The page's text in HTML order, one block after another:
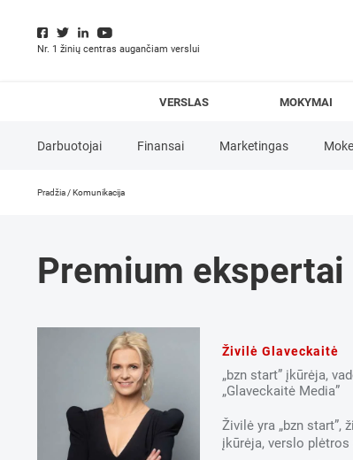
Nr. 1 žinių centras augančiam verslui
VERSLAS MOKYMAI
Darbuotojai Finansai Marketingas
E-komercija
Pradžia /Komunikacija
Marcišauskas
Premium ekspertai
Živilė Glaveckaitė
„bzn start” įkūrėja,
„Glaveckaitė Media”
Živilė yra „bzn start”,
įkūrėja, verslo